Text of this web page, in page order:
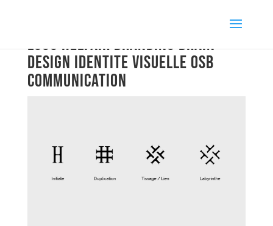
logo helyxir branding brain
design identite visuelle osb
communication